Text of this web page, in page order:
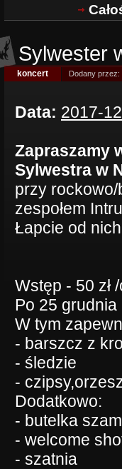
Sylwester
koncert Dodany przez:
Data: 2017-
Zapraszamy
Sylwestra w
przy
zespołem
Łapcie od
Wstęp - 50 zł
Po 25 grudnia
W tym
- barszcz z
- śledzie
-
Dodatkowo:
- butelka
- welcome
- szatnia